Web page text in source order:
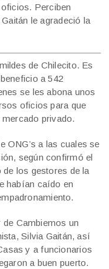
Perciben
le agradeció la
de Chilecito. Es
a 542
se les abona unos
oficios para que
privado.
ONG’s a las cuales se
según confirmó el
los gestores de la
habían caído en
Cambiemos un
Silvia Gaitán, así
y a funcionarios
a buen puerto.